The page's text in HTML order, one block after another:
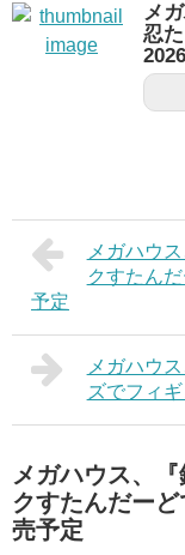
メ
忍
メガハウ
クすたん
予定
メガハウ
ズでフィ
メガハウス、
クすたんだー
売予定